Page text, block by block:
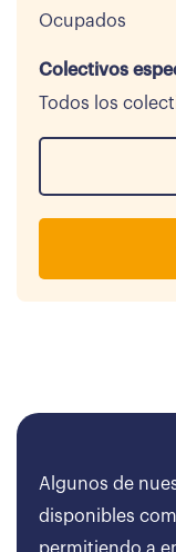
Ocupados
Colectivos
Todos los
Algunos de
disponibles